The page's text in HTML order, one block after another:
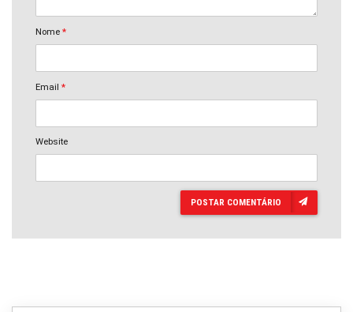
Nome *
Email *
Website
POSTAR COMENTÁRIO